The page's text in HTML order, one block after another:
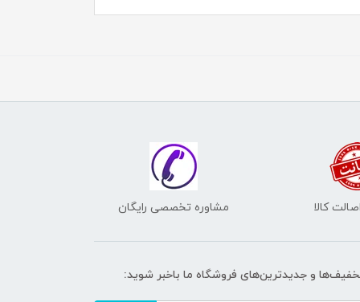
کالا مشاوره تخصصی رایگان
و جدیدترین‌های فروشگاه ما باخبر شوید: